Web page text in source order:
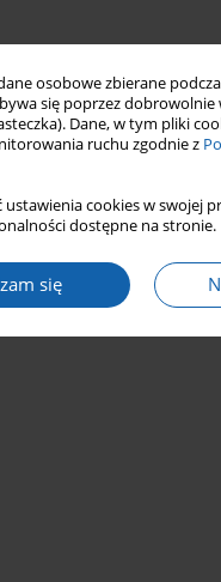
osobowe zbierane
się poprzez
Dane, w tym pliki
ruchu zgodnie z
ustawienia cookies w swojej
dostępne na stronie.
się